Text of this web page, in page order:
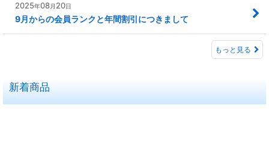
2025年08月 20日
9月からの会員ランクと年間割引につきまして
もっと見る
新着商品